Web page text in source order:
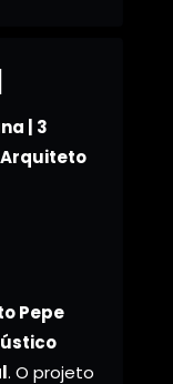
| 3
Pepe
. O projeto